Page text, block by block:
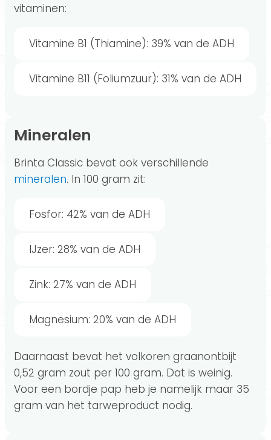
vitaminen:
Vitamine B1 (Thiamine): 39% van de ADH
Vitamine B11 (Foliumzuur): 31% van de ADH
Mineralen
Brinta Classic bevat ook verschillende
mineralen. In 100 gram zit:
Fosfor: 42% van de ADH
IJzer: 28% van de ADH
Zink: 27% van de ADH
Magnesium: 20% van de ADH
Daarnaast bevat het volkoren graanontbijt
0,52 gram zout per 100 gram. Dat is weinig.
Voor een bordje pap heb je namelijk maar 35
gram van het tarweproduct nodig.